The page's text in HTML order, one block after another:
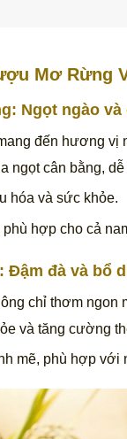
Mơ Rừng
: Ngọt ngào và
đến hương vị
ngọt cân bằng, dễ
hóa và sức khỏe.
phù hợp cho cả
: Đậm đà và bổ
chỉ thơm ngon
và tăng cường
mẽ, phù hợp với